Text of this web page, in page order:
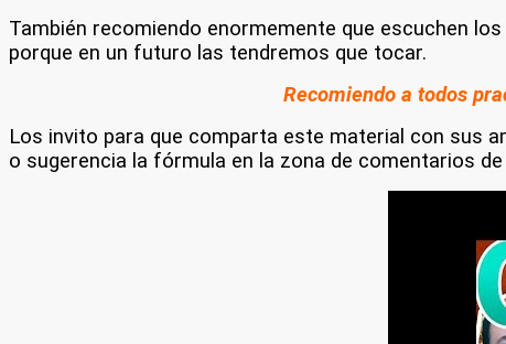
También recomiendo enormemente que escuchen
porque en un futuro las tendremos que tocar.
Recomiendo a todos
Los invito para que comparta este material con sus
o sugerencia la fórmula en la zona de comentarios